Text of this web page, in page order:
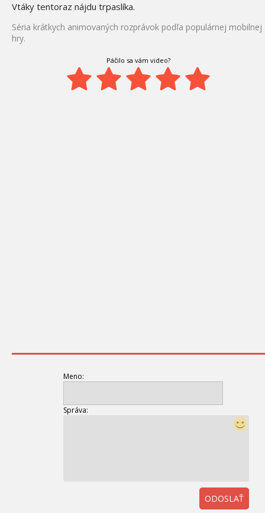
Vtáky tentoraz nájdu trpaslíka.
Séria krátkych animovaných rozprávok podľa populárnej mobilnej
hry.
Páčilo sa vám video?
Meno:
Správa:
ODOSLAŤ